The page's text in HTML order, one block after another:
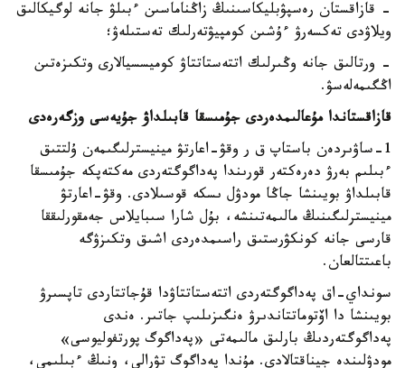
- قازاقستان رەسپۋبليكاسىنىڭ زاڭناماسىن ءبىلۋ جانە لوگيكالىق
ويلاۋدى تەكسەرۋ ءۇشىن كومپيۋتەرلىك تەستىلەۋ؛
- ورتالىق جانە وڭىرلىك اتتەستاتتاۋ كوميسسيالارى وتكىزەتىن
اڭگىمەلەسۋ.
قازاقستاندا مۇعالىمدەردى جۇمىسقا قابىلداۋ جۇيەسى وزگەرەدى
1-ساۋىردەن باستاپ ق ر وقۋ-اعارتۋ مينيسترلىگىمەن ۇلتتىق
ءبىلىم بەرۋ دەرەكتەر قورىندا پەداگوگتەردى مەكتەپكە جۇمىسقا
قابىلداۋ بويىنشا جاڭا مودۋل ىسكە قوسىلادى. وقۋ-اعارتۋ
مينيسترلىگىنىڭ مالىمەتىنشە، بۇل شارا سىبايلاس جەمقورلىققا
قارسى جانە كونكۋرستىق راسىمدەردى اشىق وتكىزۋگە
باعىتتالعان.
سونداي-اق پەداگوگتەردى اتتەستاتتاۋدا قۇجاتتاردى تاپسىرۋ
بويىنشا دا اۆتوماتتاندىرۋ ەنگىزىلىپ جاتىر. ەندى
پەداگوگتەردىڭ بارلىق مالىمەتى «پەداگوگ پورتفوليوسى»
مودۋلىندە جيناقتالادى. مۇندا پەداگوگ تۋرالى، ونىڭ ءبىلىمى،